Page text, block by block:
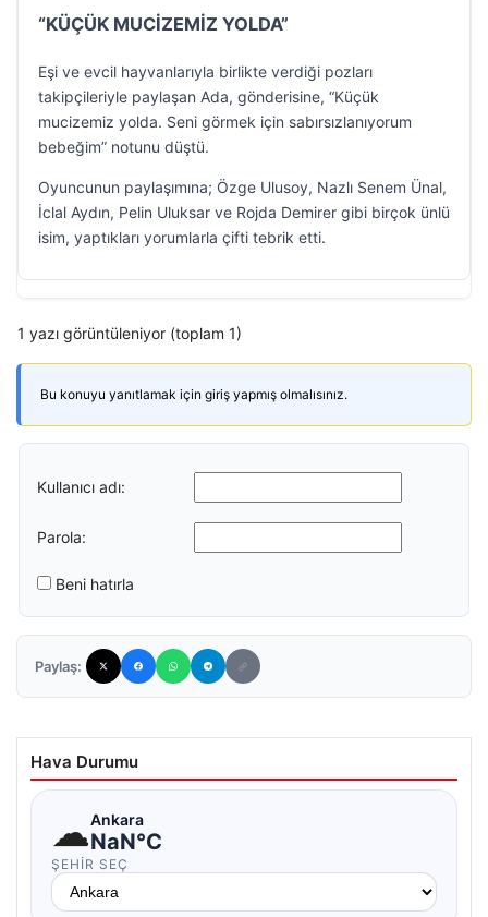
“KÜÇÜK MUCİZEMİZ YOLDA”
Eşi ve evcil hayvanlarıyla birlikte verdiği pozları
takipçileriyle paylaşan Ada, gönderisine, “Küçük
mucizemiz yolda. Seni görmek için sabırsızlanıyorum
bebeğim” notunu düştü.
Oyuncunun paylaşımına; Özge Ulusoy, Nazlı Senem Ünal,
İclal Aydın, Pelin Uluksar ve Rojda Demirer gibi birçok ünlü
isim, yaptıkları yorumlarla çifti tebrik etti.
1 yazı görüntüleniyor (toplam 1)
Bu konuyu yanıtlamak için giriş yapmış olmalısınız.
Kullanıcı adı:
Parola:
Beni hatırla
Paylaş:
Hava Durumu
☁Ankara
NaN°C
ŞEHIR SEÇ